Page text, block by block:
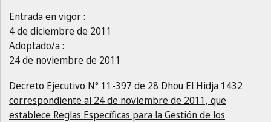
Entrada en vigor :
4 de diciembre de 2011
Adoptado/a :
24 de noviembre de 2011
Decreto Ejecutivo N° 11-397 de 28 Dhou El Hidja 1432
correspondiente al 24 de noviembre de 2011, que
establece Reglas Específicas para la Gestión de los